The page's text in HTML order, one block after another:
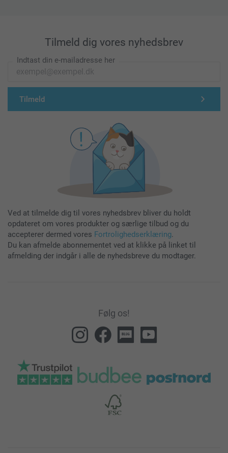
Tilmeld dig vores nyhedsbrev
Indtast din e-mailadresse her
Tilmeld
Ved at tilmelde dig til vores nyhedsbrev bliver du holdt
opdateret om vores produkter og særlige tilbud og du
accepterer dermed vores Fortrolighedserklæring.
Du kan afmelde abonnementet ved at klikke på linket til
afmelding der indgår i alle de nyhedsbreve du modtager.
Følg os!